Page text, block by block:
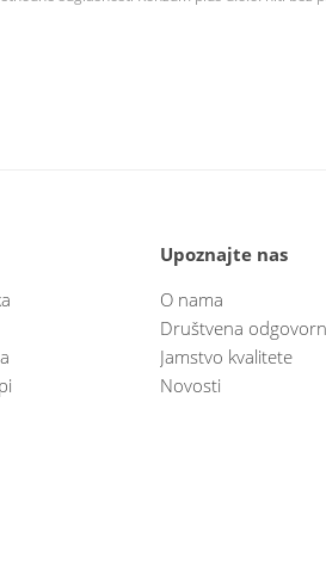
Upoznajte nas
O nama
Društvena
Jamstvo kvalitete
Novosti